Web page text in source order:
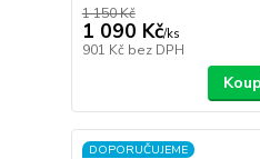
1 150 Kč
1 090 Kč/ks
901 Kč bez DPH
DOPORUČUJEME